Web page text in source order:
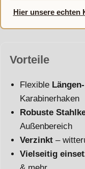
Hier unsere echten
Vorteile
Flexible
Karabinerhaken
Robuste
Außenbereich
Verzinkt –
Vielseitig